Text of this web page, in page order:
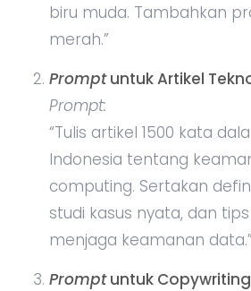
biru muda. Tambahkan
merah.”
Promptuntuk Artikel
Prompt:
“Tulis artikel 1500 kata
Indonesia tentang
computing. Sertakan
studi kasus nyata, dan
menjaga keamanan data.”
Promptuntuk